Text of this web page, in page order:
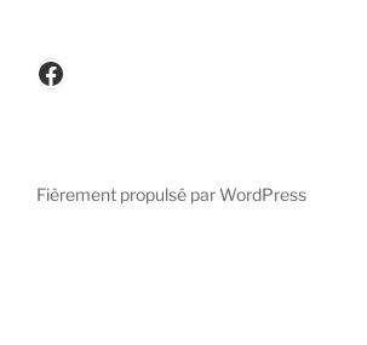
www.facebook.be/cicafbe
Fièrement propulsé par WordPress